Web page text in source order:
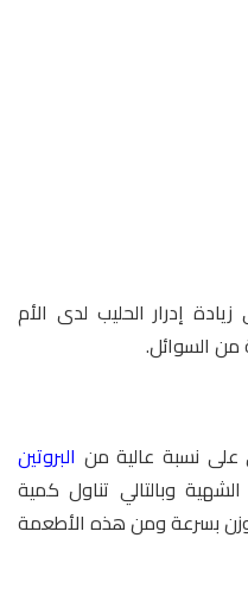
إدرار الحليب لدى الأم
من السوائل.
على نسبة عالية من البروتين
وبالتالي تناول كمية
بسرعة ومن هذه الأطعمة